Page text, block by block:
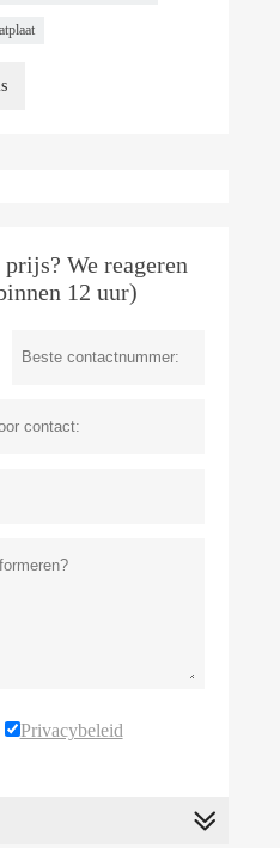
We reageren
12 uur)
Privacybeleid